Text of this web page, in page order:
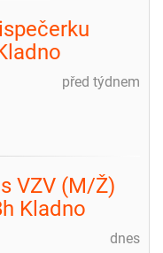
před týdnem
VZV (M/Ž)
Kladno
dnes